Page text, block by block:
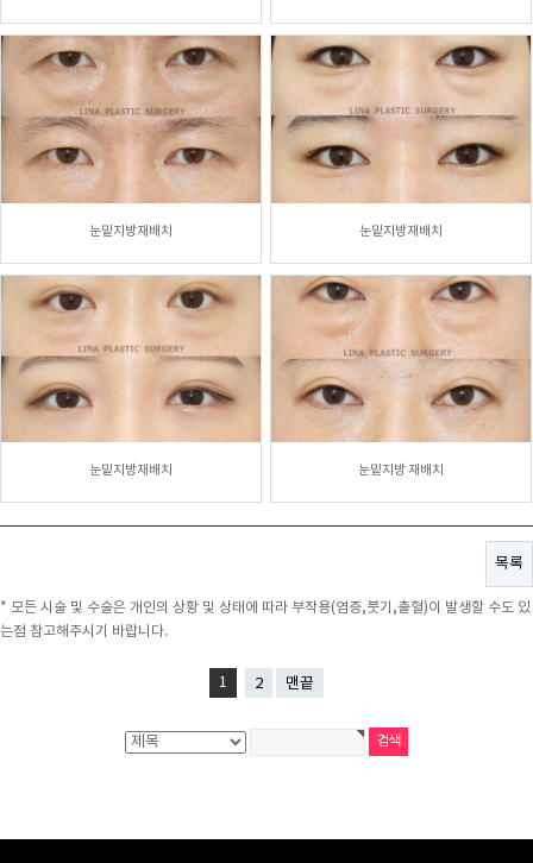
눈밑지방재배치 눈밑지방재배치
눈밑지방재배치 눈밑지방 재배치
목록
* 모든 시술 및 수술은 개인의 상황 및 상태에 따라 부작용(염증,붓기,출혈)이 발생할 수도 있
는점 참고해주시기 바랍니다.
1 2 맨끝